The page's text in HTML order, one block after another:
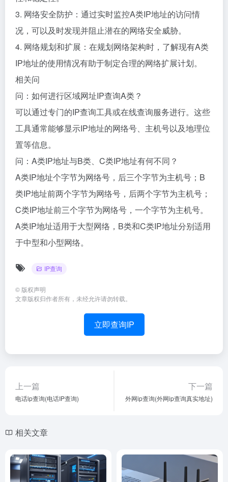
3. 网络安全防护：通过实时监控A类IP地址的访问情
况，可以及时发现并阻止潜在的网络安全威胁。
4. 网络规划和扩展：在规划网络架构时，了解现有A类
IP地址的使用情况有助于制定合理的网络扩展计划。
相关问
问：如何进行区域网址IP查询A类？
可以通过专门的IP查询工具或在线查询服务进行。这些
工具通常能够显示IP地址的网络号、主机号以及地理位
置等信息。
问：A类IP地址与B类、C类IP地址有何不同？
A类IP地址个字节为网络号，后三个字节为主机号；B
类IP地址前两个字节为网络号，后两个字节为主机号；
C类IP地址前三个字节为网络号，一个字节为主机号。
A类IP地址适用于大型网络，B类和C类IP地址分别适用
于中型和小型网络。
IP查询
© 版权声明
文章版权归作者所有，未经允许请勿转载。
立即查询IP
上一篇
电话ip查询(电话IP查询)
下一篇
外网ip查询(外网ip查询真实地址)
相关文章